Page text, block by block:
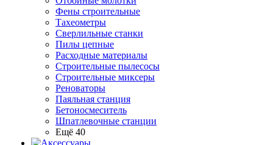
Фены строительные
Тахеометры
Сверлильные станки
Пилы цепные
Расходные материалы
Строительные пылесосы
Строительные миксеры
Реноваторы
Паяльная станция
Бетоносмеситель
Шпатлевочные станции
Ещё 40